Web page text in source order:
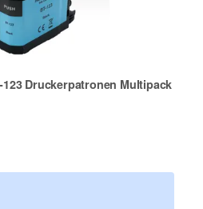
Druckerpatronen Multipack